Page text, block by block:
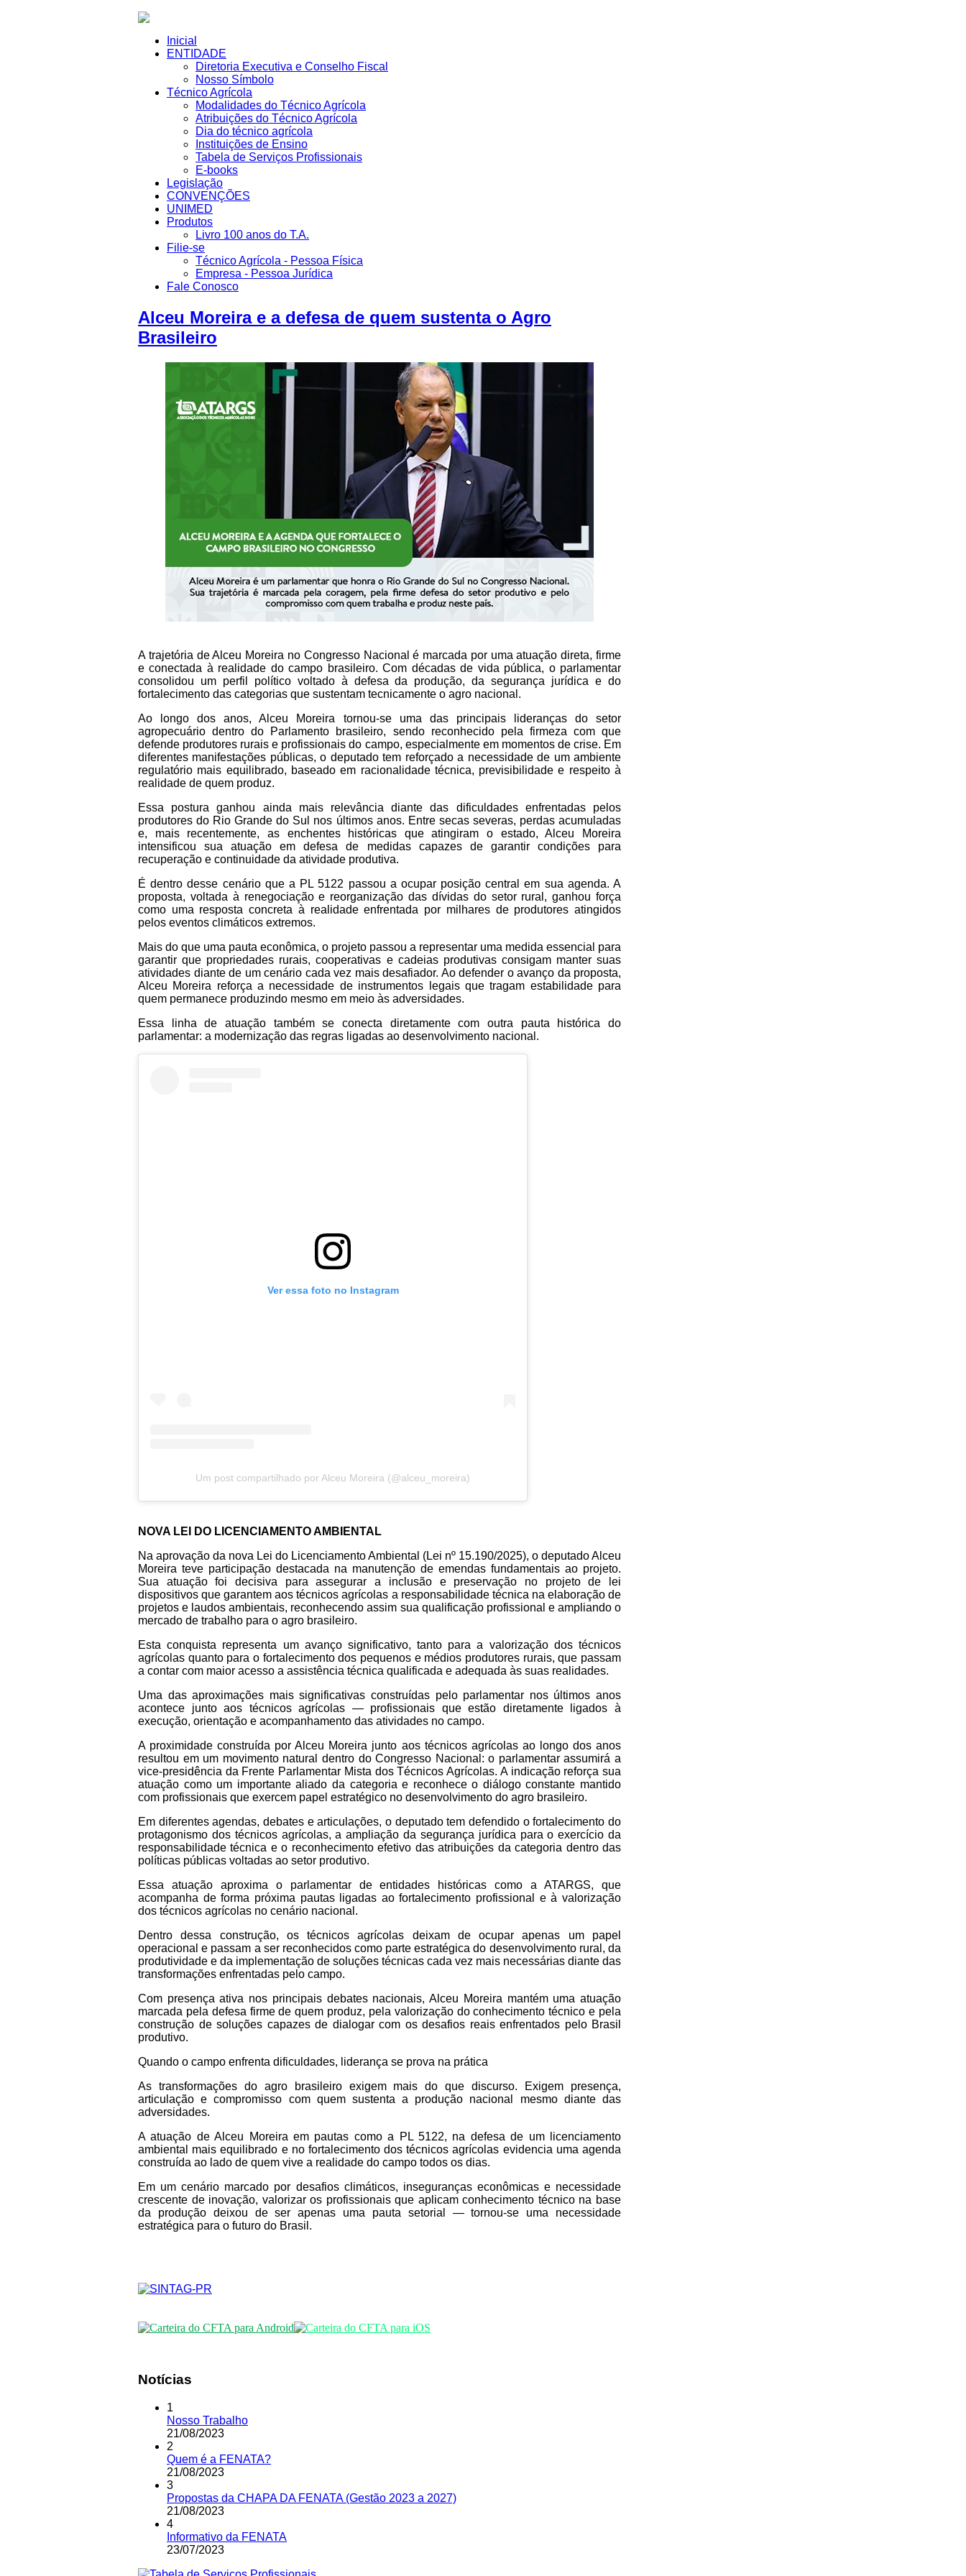
Inicial
ENTIDADE
Diretoria Executiva e Conselho Fiscal
Nosso Símbolo
Técnico Agrícola
Modalidades do Técnico Agrícola
Atribuições do Técnico Agrícola
Dia do técnico agrícola
Instituições de Ensino
Tabela de Serviços Profissionais
E-books
Legislação
CONVENÇÕES
UNIMED
Produtos
Livro 100 anos do T.A.
Filie-se
Técnico Agrícola - Pessoa Física
Empresa - Pessoa Jurídica
Fale Conosco
Alceu Moreira e a defesa de quem sustenta o Agro
Brasileiro
A trajetória de Alceu Moreira no Congresso Nacional é marcada por uma atuação direta, firme
e conectada à realidade do campo brasileiro. Com décadas de vida pública, o parlamentar
consolidou um perfil político voltado à defesa da produção, da segurança jurídica e do
fortalecimento das categorias que sustentam tecnicamente o agro nacional.
Ao longo dos anos, Alceu Moreira tornou-se uma das principais lideranças do setor
agropecuário dentro do Parlamento brasileiro, sendo reconhecido pela firmeza com que
defende produtores rurais e profissionais do campo, especialmente em momentos de crise. Em
diferentes manifestações públicas, o deputado tem reforçado a necessidade de um ambiente
regulatório mais equilibrado, baseado em racionalidade técnica, previsibilidade e respeito à
realidade de quem produz.
Essa postura ganhou ainda mais relevância diante das dificuldades enfrentadas pelos
produtores do Rio Grande do Sul nos últimos anos. Entre secas severas, perdas acumuladas
e, mais recentemente, as enchentes históricas que atingiram o estado, Alceu Moreira
intensificou sua atuação em defesa de medidas capazes de garantir condições para
recuperação e continuidade da atividade produtiva.
É dentro desse cenário que a PL 5122 passou a ocupar posição central em sua agenda. A
proposta, voltada à renegociação e reorganização das dívidas do setor rural, ganhou força
como uma resposta concreta à realidade enfrentada por milhares de produtores atingidos
pelos eventos climáticos extremos.
Mais do que uma pauta econômica, o projeto passou a representar uma medida essencial para
garantir que propriedades rurais, cooperativas e cadeias produtivas consigam manter suas
atividades diante de um cenário cada vez mais desafiador. Ao defender o avanço da proposta,
Alceu Moreira reforça a necessidade de instrumentos legais que tragam estabilidade para
quem permanece produzindo mesmo em meio às adversidades.
Essa linha de atuação também se conecta diretamente com outra pauta histórica do
parlamentar: a modernização das regras ligadas ao desenvolvimento nacional.
Ver essa foto no Instagram
Um post compartilhado por Alceu Moreira (@alceu_moreira)
NOVA LEI DO LICENCIAMENTO AMBIENTAL
Na aprovação da nova Lei do Licenciamento Ambiental (Lei nº 15.190/2025), o deputado Alceu
Moreira teve participação destacada na manutenção de emendas fundamentais ao projeto.
Sua atuação foi decisiva para assegurar a inclusão e preservação no projeto de lei
dispositivos que garantem aos técnicos agrícolas a responsabilidade técnica na elaboração de
projetos e laudos ambientais, reconhecendo assim sua qualificação profissional e ampliando o
mercado de trabalho para o agro brasileiro.
Esta conquista representa um avanço significativo, tanto para a valorização dos técnicos
agrícolas quanto para o fortalecimento dos pequenos e médios produtores rurais, que passam
a contar com maior acesso a assistência técnica qualificada e adequada às suas realidades.
Uma das aproximações mais significativas construídas pelo parlamentar nos últimos anos
acontece junto aos técnicos agrícolas — profissionais que estão diretamente ligados à
execução, orientação e acompanhamento das atividades no campo.
A proximidade construída por Alceu Moreira junto aos técnicos agrícolas ao longo dos anos
resultou em um movimento natural dentro do Congresso Nacional: o parlamentar assumirá a
vice-presidência da Frente Parlamentar Mista dos Técnicos Agrícolas. A indicação reforça sua
atuação como um importante aliado da categoria e reconhece o diálogo constante mantido
com profissionais que exercem papel estratégico no desenvolvimento do agro brasileiro.
Em diferentes agendas, debates e articulações, o deputado tem defendido o fortalecimento do
protagonismo dos técnicos agrícolas, a ampliação da segurança jurídica para o exercício da
responsabilidade técnica e o reconhecimento efetivo das atribuições da categoria dentro das
políticas públicas voltadas ao setor produtivo.
Essa atuação aproxima o parlamentar de entidades históricas como a ATARGS, que
acompanha de forma próxima pautas ligadas ao fortalecimento profissional e à valorização
dos técnicos agrícolas no cenário nacional.
Dentro dessa construção, os técnicos agrícolas deixam de ocupar apenas um papel
operacional e passam a ser reconhecidos como parte estratégica do desenvolvimento rural, da
produtividade e da implementação de soluções técnicas cada vez mais necessárias diante das
transformações enfrentadas pelo campo.
Com presença ativa nos principais debates nacionais, Alceu Moreira mantém uma atuação
marcada pela defesa firme de quem produz, pela valorização do conhecimento técnico e pela
construção de soluções capazes de dialogar com os desafios reais enfrentados pelo Brasil
produtivo.
Quando o campo enfrenta dificuldades, liderança se prova na prática
As transformações do agro brasileiro exigem mais do que discurso. Exigem presença,
articulação e compromisso com quem sustenta a produção nacional mesmo diante das
adversidades.
A atuação de Alceu Moreira em pautas como a PL 5122, na defesa de um licenciamento
ambiental mais equilibrado e no fortalecimento dos técnicos agrícolas evidencia uma agenda
construída ao lado de quem vive a realidade do campo todos os dias.
Em um cenário marcado por desafios climáticos, inseguranças econômicas e necessidade
crescente de inovação, valorizar os profissionais que aplicam conhecimento técnico na base
da produção deixou de ser apenas uma pauta setorial — tornou-se uma necessidade
estratégica para o futuro do Brasil.
Notícias
1
Nosso Trabalho
21/08/2023
2
Quem é a FENATA?
21/08/2023
3
Propostas da CHAPA DA FENATA (Gestão 2023 a 2027)
21/08/2023
4
Informativo da FENATA
23/07/2023